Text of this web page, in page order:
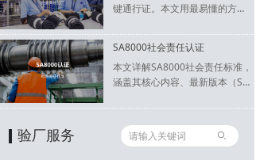
点，守住合规红线，高效通过审
键通行证。本文用最易懂的方
厂内容、费用构成、完整流程及A
-E等级规则，帮助企业了解如何
一次性通过审核，避免重复验
厂，有效降低外贸成本与风险。
SA8000社会责任认证
本文详解SA8000社会责任标准，
涵盖其核心内容、最新版本（SA8
证费用构成及完整认证流程，助
力企业体系与质量管理人员快速
掌握这一重要国际标准，为践行
验厂服务 ꄙ